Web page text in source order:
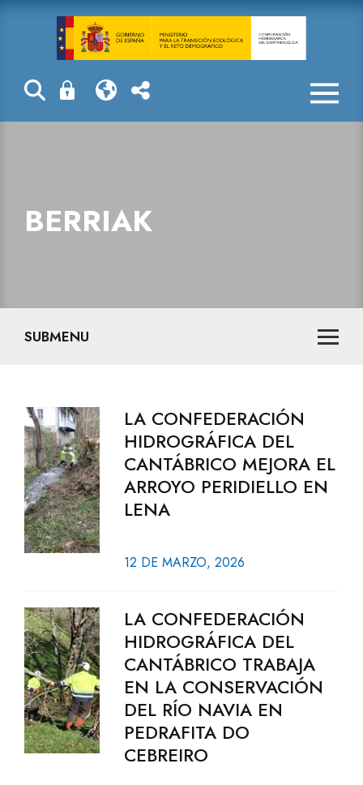
Berriak
BERRIAK
SUBMENU
LA CONFEDERACIÓN
HIDROGRÁFICA DEL
CANTÁBRICO MEJORA EL
ARROYO PERIDIELLO EN
LENA
12 DE MARZO, 2026
LA CONFEDERACIÓN
HIDROGRÁFICA DEL
CANTÁBRICO TRABAJA
EN LA CONSERVACIÓN
DEL RÍO NAVIA EN
PEDRAFITA DO
CEBREIRO